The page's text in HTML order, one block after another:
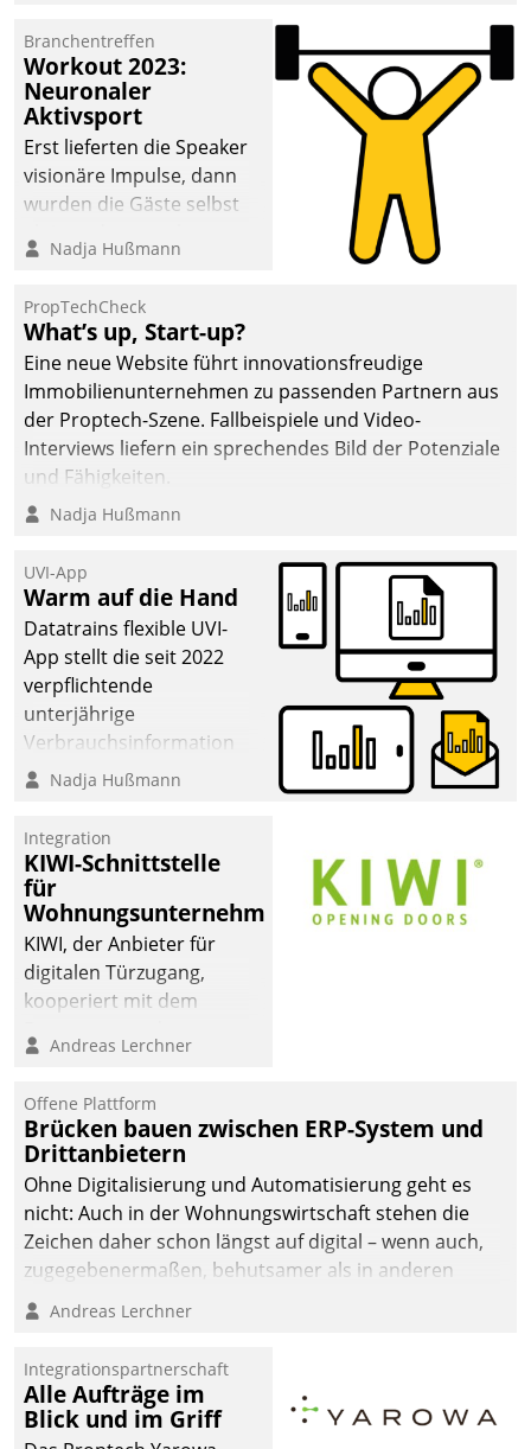
Branchentreffen
Workout 2023:
Neuronaler
Aktivsport
Erst lieferten die Speaker
visionäre Impulse, dann
wurden die Gäste selbst
methodisch
Quartier. Dazwischen
zeigte Datatrain, was es
Neues zu bieten hat.
Nadja Hußmann
PropTechCheck
What’s up, Start-up?
Eine neue Website führt innovationsfreudige
Immobilienunternehmen zu passenden Partnern aus
der Proptech-Szene. Fallbeispiele und Video-
Interviews liefern ein sprechendes Bild der Potenziale
und Fähigkeiten.
Nadja Hußmann
UVI-App
Warm auf die Hand
Datatrains flexible UVI-
App stellt die seit 2022
verpflichtende
unterjährige
Verbrauchsinformation
schnell, zuverlässig und
Die monatlichen
Mitteilungen zum
Heizungs- und
Wasserverbrauch gehen
automatisiert, vollständig
und auf Wunsch über
mehrere zuvor
Kommunikationswege bei
Nadja Hußmann
Integration
KIWI-Schnittstelle
für
Wohnungsunternehmen
KIWI, der Anbieter für
digitalen Türzugang,
kooperiert mit dem
Softwareentwicklungshaus
Andreas Lerchner
Offene Plattform
Brücken bauen zwischen ERP-System und
Drittanbietern
Ohne Digitalisierung und Automatisierung geht es
nicht: Auch in der Wohnungswirtschaft stehen die
Zeichen daher schon längst auf digital – wenn auch,
zugegebenermaßen, behutsamer als in anderen
Branchen.
Andreas Lerchner
Integrationspartnerschaft
Alle Aufträge im
Blick und im Griff